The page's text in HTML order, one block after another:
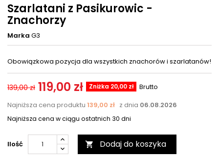
Szarlatani z Pasikurowic -
Znachorzy
Marka G3
Obowiązkowa pozycja dla wszystkich znachorów i szarlatanów!
139,00 zł 119,00 zł Zniżka 20,00 zł
Brutto
Najniższa cena produktu 139,00 zł z dnia 06.08.2026
Najniższa cena w ciągu ostatnich 30 dni
Ilość  Dodaj do koszyka